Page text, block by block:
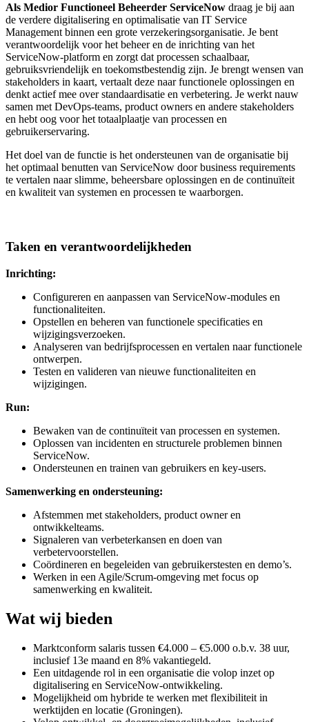
Als Medior Functioneel Beheerder ServiceNow draag je bij aan
de verdere digitalisering en optimalisatie van IT Service
Management binnen een grote verzekeringsorganisatie. Je bent
verantwoordelijk voor het beheer en de inrichting van het
ServiceNow-platform en zorgt dat processen schaalbaar,
gebruiksvriendelijk en toekomstbestendig zijn. Je brengt wensen van
stakeholders in kaart, vertaalt deze naar functionele oplossingen en
denkt actief mee over standaardisatie en verbetering. Je werkt nauw
samen met DevOps-teams, product owners en andere stakeholders
en hebt oog voor het totaalplaatje van processen en
gebruikerservaring.
Het doel van de functie is het ondersteunen van de organisatie bij
het optimaal benutten van ServiceNow door business requirements
te vertalen naar slimme, beheersbare oplossingen en de continuïteit
en kwaliteit van systemen en processen te waarborgen.
Taken en verantwoordelijkheden
Inrichting:
Configureren en aanpassen van ServiceNow-modules en
functionaliteiten.
Opstellen en beheren van functionele specificaties en
wijzigingsverzoeken.
Analyseren van bedrijfsprocessen en vertalen naar functionele
ontwerpen.
Testen en valideren van nieuwe functionaliteiten en
wijzigingen.
Run:
Bewaken van de continuïteit van processen en systemen.
Oplossen van incidenten en structurele problemen binnen
ServiceNow.
Ondersteunen en trainen van gebruikers en key-users.
Samenwerking en ondersteuning:
Afstemmen met stakeholders, product owner en
ontwikkelteams.
Signaleren van verbeterkansen en doen van
verbetervoorstellen.
Coördineren en begeleiden van gebruikerstesten en demo’s.
Werken in een Agile/Scrum-omgeving met focus op
samenwerking en kwaliteit.
Wat wij bieden
Marktconform salaris tussen €4.000 – €5.000 o.b.v. 38 uur,
inclusief 13e maand en 8% vakantiegeld.
Een uitdagende rol in een organisatie die volop inzet op
digitalisering en ServiceNow-ontwikkeling.
Mogelijkheid om hybride te werken met flexibiliteit in
werktijden en locatie (Groningen).